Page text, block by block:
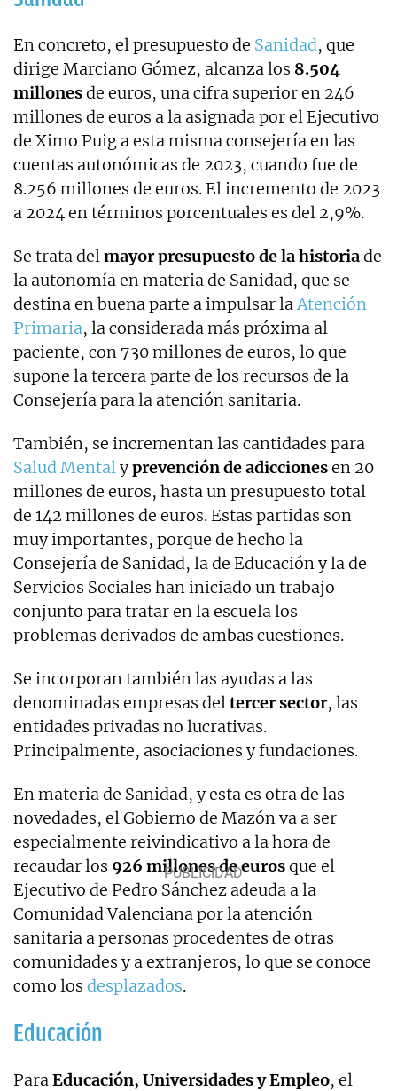
En concreto, el presupuesto de Sanidad, que
dirige Marciano Gómez, alcanza los 8.504
millonesde euros, una cifra superior en 246
millones de euros a la asignada por el Ejecutivo
de Ximo Puig a esta misma consejería en las
cuentas autonómicas de 2023, cuando fue de
8.256 millones de euros. El incremento de 2023
a 2024 en términos porcentuales es del 2,9%.
Se trata delmayor presupuesto de la historiade
la autonomía en materia de Sanidad, que se
destina en buena parte a impulsar laAtención
Primaria, la considerada más próxima al
paciente, con 730 millones de euros, lo que
supone la tercera parte de los recursos de la
Consejería para la atención sanitaria.
También, se incrementan las cantidades para
Salud Mentalyprevención de adiccionesen 20
millones de euros, hasta un presupuesto total
de 142 millones de euros. Estas partidas son
muy importantes, porque de hecho la
Consejería de Sanidad, la de Educación y la de
Servicios Sociales han iniciado un trabajo
conjunto para tratar en la escuela los
problemas derivados de ambas cuestiones.
Se incorporan también las ayudas a las
denominadas empresas deltercer sector, las
entidades privadas no lucrativas.
Principalmente, asociaciones y fundaciones.
En materia de Sanidad, y esta es otra de las
novedades, el Gobierno de Mazón va a ser
especialmente reivindicativo a la hora de
recaudar los 926 millones de eurosque el
Ejecutivo de Pedro Sánchez adeuda a la
Comunidad Valenciana por la atención
sanitaria a personas procedentes de otras
comunidades y a extranjeros, lo que se conoce
como los desplazados.
Educación
ParaEducación, Universidades y Empleo, el